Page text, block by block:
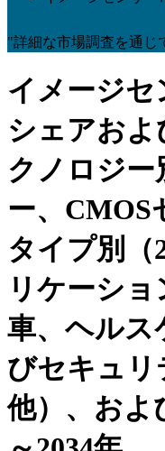
"詳細な市場調査を通じ
イメージセ
シェアおよ
クノロジー
ー、CMOS
タイプ別（
リケーシ
車、ヘルス
びセキュリ
他）、およ